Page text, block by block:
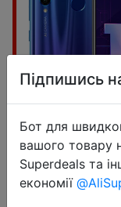
Підпишись
Бот для
вашого товару
Superdeals та
економії